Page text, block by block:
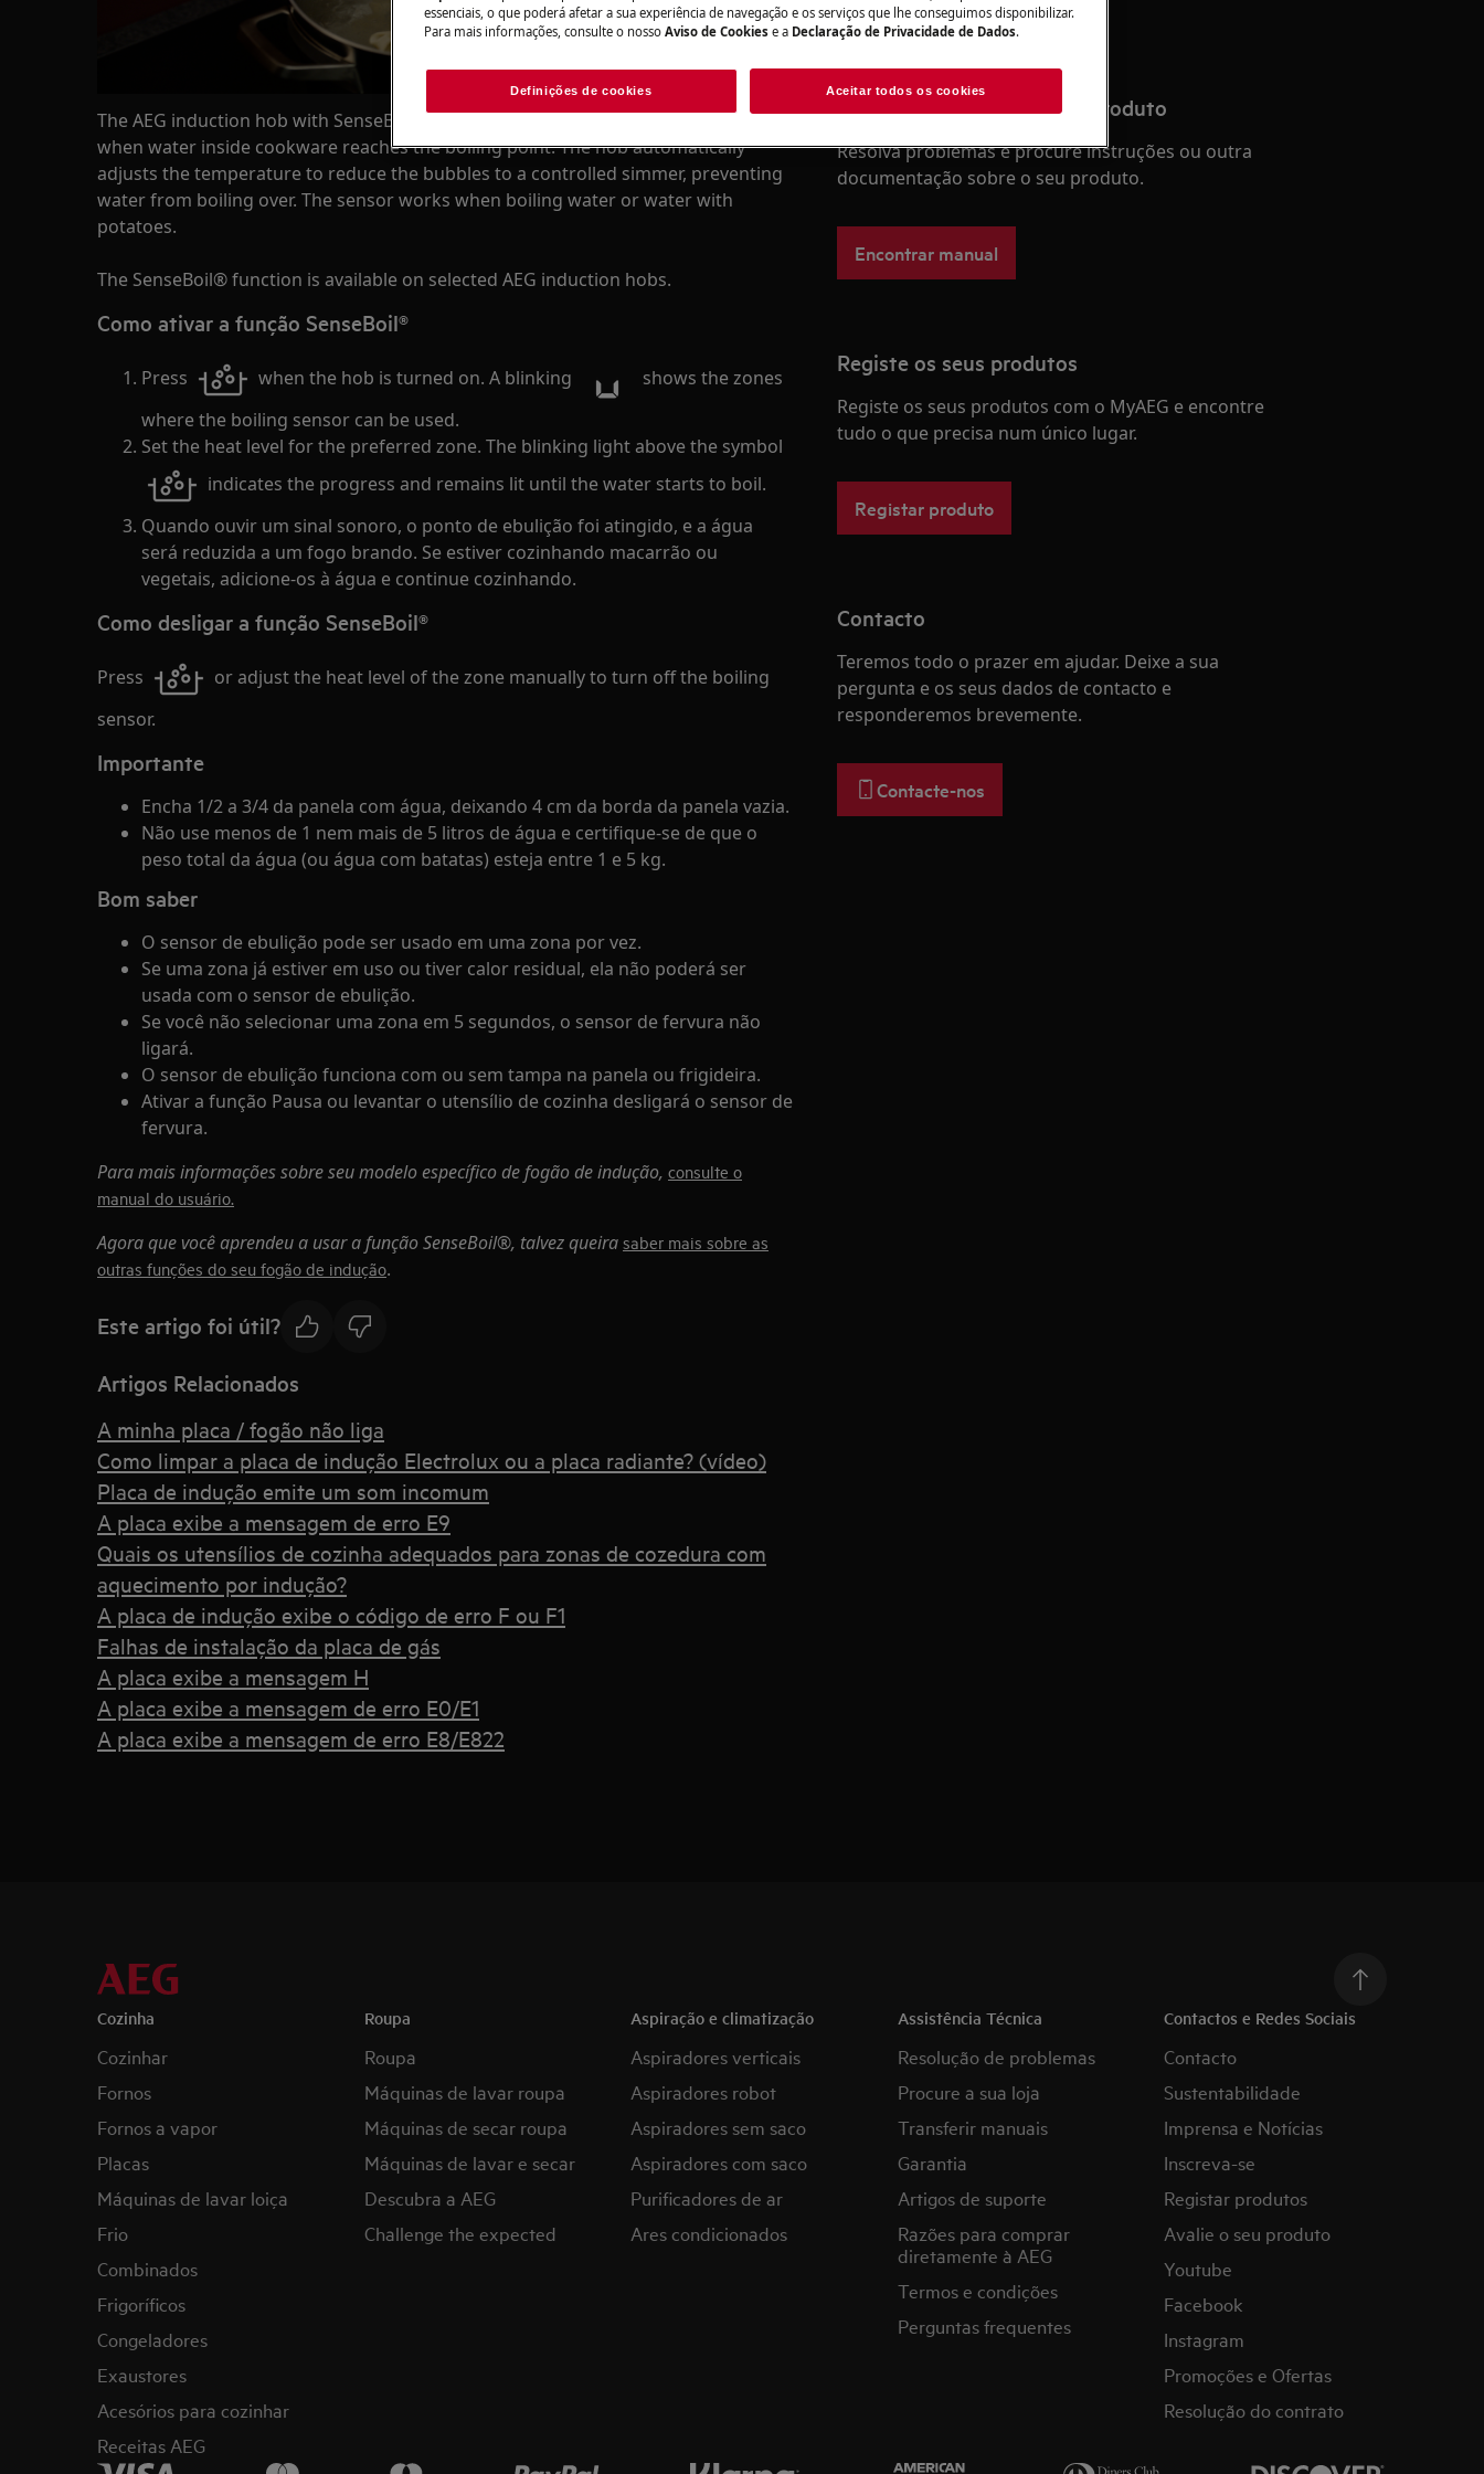
The AEG induction hob with SenseBoil® function has a built-in sensor that detects
when water inside cookware reaches the boiling point. The hob automatically
adjusts the temperature to reduce the bubbles to a controlled simmer, preventing
water from boiling over. The sensor works when boiling water or water with
potatoes.
The SenseBoil® function is available on selected AEG induction hobs.
Como ativar a função SenseBoil®
Press when the hob is turned on. A blinking
shows the zones
where the boiling sensor can be used.
Set the heat level for the preferred zone. The blinking light above the symbol
indicates the progress and remains lit until the water starts to boil.
Quando ouvir um sinal sonoro, o ponto de ebulição foi atingido, e a água
será reduzida a um fogo brando. Se estiver cozinhando macarrão ou
vegetais, adicione-os à água e continue cozinhando.
Como desligar a função SenseBoil®
Press
or adjust the heat level of the zone manually to turn off the boiling
sensor.
Importante
Encha 1/2 a 3/4 da panela com água, deixando 4 cm da borda da panela vazia.
Não use menos de 1 nem mais de 5 litros de água e certifique-se de que o
peso total da água (ou água com batatas) esteja entre 1 e 5 kg.
Bom saber
O sensor de ebulição pode ser usado em uma zona por vez.
Se uma zona já estiver em uso ou tiver calor residual, ela não poderá ser
usada com o sensor de ebulição.
Se você não selecionar uma zona em 5 segundos, o sensor de fervura não
ligará.
O sensor de ebulição funciona com ou sem tampa na panela ou frigideira.
Ativar a função Pausa ou levantar o utensílio de cozinha desligará o sensor de
fervura.
Para mais informações sobre seu modelo específico de fogão de indução, consulte o
manual do usuário.
Agora que você aprendeu a usar a função SenseBoil®, talvez queira saber mais sobre as
outras funções do seu fogão de indução.
Este artigo foi útil?
Artigos Relacionados
A minha placa / fogão não liga
Como limpar a placa de indução Electrolux ou a placa radiante? (vídeo)
Placa de indução emite um som incomum
A placa exibe a mensagem de erro E9
Quais os utensílios de cozinha adequados para zonas de cozedura com
aquecimento por indução?
A placa de indução exibe o código de erro F ou F1
Falhas de instalação da placa de gás
A placa exibe a mensagem H
A placa exibe a mensagem de erro E0/E1
A placa exibe a mensagem de erro E8/E822
Encontre o seu manual do produto
Resolva problemas e procure instruções ou outra
documentação sobre o seu produto.
Encontrar manual
Registe os seus produtos
Registe os seus produtos com o MyAEG e encontre
tudo o que precisa num único lugar.
Registar produto
Contacto
Teremos todo o prazer em ajudar. Deixe a sua
pergunta e os seus dados de contacto e
responderemos brevemente.
Contacte-nos
Cozinha
Cozinhar
Fornos
Fornos a vapor
Placas
Máquinas de lavar loiça
Frio
Combinados
Frigoríficos
Congeladores
Exaustores
Acesórios para cozinhar
Receitas AEG
Roupa
Roupa
Máquinas de lavar roupa
Máquinas de secar roupa
Máquinas de lavar e secar
Descubra a AEG
Challenge the expected
Aspiração e climatização
Aspiradores verticais
Aspiradores robot
Aspiradores sem saco
Aspiradores com saco
Purificadores de ar
Ares condicionados
Assistência Técnica
Resolução de problemas
Procure a sua loja
Transferir manuais
Garantia
Artigos de suporte
Razões para comprar
diretamente à AEG
Termos e condições
Perguntas frequentes
Contactos e Redes Sociais
Contacto
Sustentabilidade
Imprensa e Notícias
Inscreva-se
Registar produtos
Avalie o seu produto
Youtube
Facebook
Instagram
Promoções e Ofertas
Resolução do contrato
essenciais, o que poderá afetar a sua experiência de navegação e os serviços que lhe conseguimos disponibilizar.
Para mais informações, consulte o nosso Aviso de Cookies e a Declaração de Privacidade de Dados.
Definições de cookies Aceitar todos os cookies